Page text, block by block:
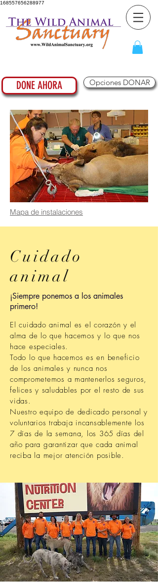
168557656288977
DONE AHORA Opciones DONAR
Mapa de instalaciones
Cuidado
animal
¡Siempre ponemos a los animales
primero!
El cuidado animal es el corazón y el
alma de lo que hacemos y lo que nos
hace especiales.
Todo lo que hacemos es en beneficio
de los animales y nunca nos
comprometemos a mantenerlos seguros,
felices y saludables por el resto de sus
vidas.
Nuestro equipo de dedicado personal y
voluntarios trabaja incansablemente los
7 días de la semana, los 365 días del
año para garantizar que cada animal
reciba la mejor atención posible.